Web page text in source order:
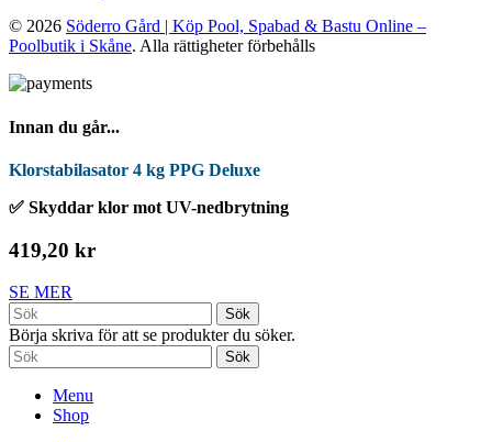
© 2026 Söderro Gård | Köp Pool, Spabad & Bastu Online –
Poolbutik i Skåne. Alla rättigheter förbehålls
Innan du går...
Klorstabilasator 4 kg PPG Deluxe
✅ Skyddar klor mot UV-nedbrytning
419,20 kr
SE MER
Sök
Börja skriva för att se produkter du söker.
Sök
Menu
Shop